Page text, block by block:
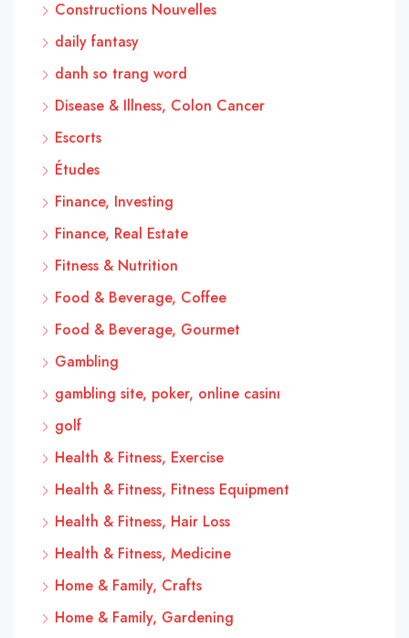
Constructions Nouvelles
daily fantasy
danh so trang word
Disease & Illness, Colon Cancer
Escorts
Études
Finance, Investing
Finance, Real Estate
Fitness & Nutrition
Food & Beverage, Coffee
Food & Beverage, Gourmet
Gambling
gambling site, poker, online casinı
golf
Health & Fitness, Exercise
Health & Fitness, Fitness Equipment
Health & Fitness, Hair Loss
Health & Fitness, Medicine
Home & Family, Crafts
Home & Family, Gardening